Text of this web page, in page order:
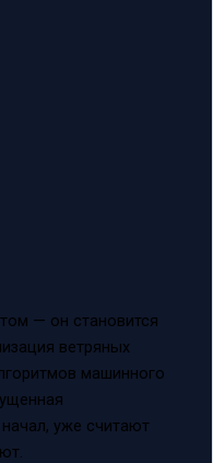
— он становится
ветряных
машинного
уже считают